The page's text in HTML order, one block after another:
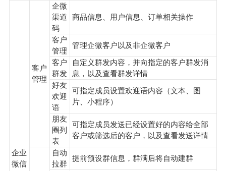
企业
微信
客户
管理
企微
渠道
码
商品信息、用户信息、订单相关操作
客户
管理
管理企微客户以及非企微客户
客户
群发
自定义群发内容，并向指定的客户群发消
息，以及查看群发详情
好友
欢迎
语
可指定成员设置欢迎语内容（文本、图
片、小程序）
朋友
圈列
表
可指定成员发送已经设置好的内容给全部
客户或筛选后的客户，以及查看发送详情
自动
拉群
提前预设群信息，群满后将自动建群